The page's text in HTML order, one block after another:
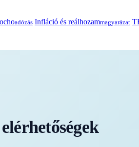
adózás Infláció és reálhozammagyarázat